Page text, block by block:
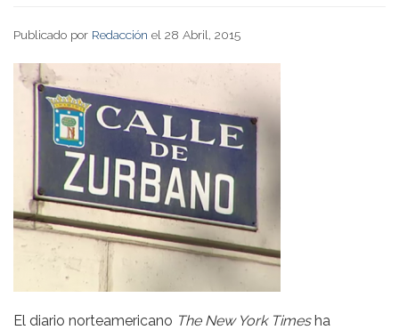
Publicado por Redacción el 28 Abril, 2015
El diario norteamericano The New York Timesha